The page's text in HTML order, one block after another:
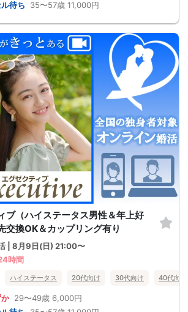
待ち 35〜57歳 11,000円
ブ（ハイステータス男性＆年上好
交換OK＆カップリング有り
| 8月9日(日) 21:00〜
時間
ハイステータス 20代向け 30代向け 40代向け
29〜49歳 6,000円